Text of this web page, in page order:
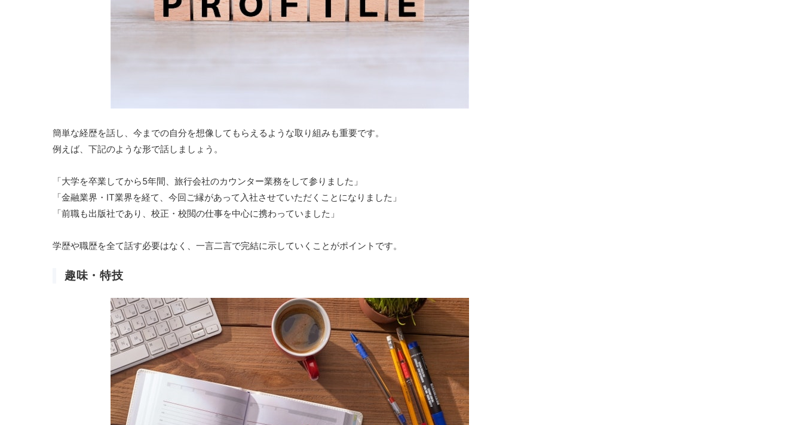
簡単な経歴を話し、今までの自分を想像してもらえるような取り組みも重要です。
例えば、下記のような形で話しましょう。
「大学を卒業してから5年間、旅行会社のカウンター業務をして参りました」
「金融業界・IT業界を経て、今回ご縁があって入社させていただくことになりました」
「前職も出版社であり、校正・校閲の仕事を中心に携わっていました」
学歴や職歴を全て話す必要はなく、一言二言で完結に示していくことがポイントです。
趣味・特技